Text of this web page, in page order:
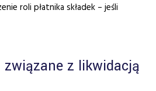
roli płatnika składek – jeśli
z likwidacją